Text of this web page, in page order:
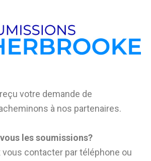
votre demande de
à nos partenaires.
les soumissions?
contacter par téléphone ou